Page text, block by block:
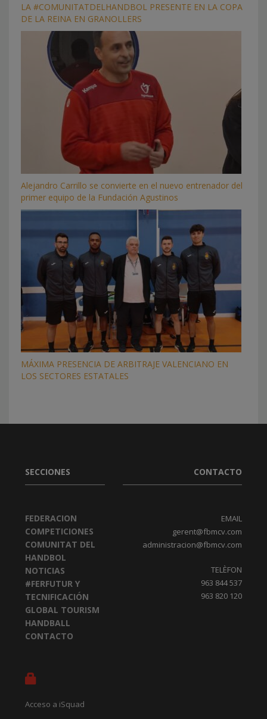
LA #COMUNITATDELHANDBOL PRESENTE EN LA COPA
DE LA REINA EN GRANOLLERS
Alejandro Carrillo se convierte en el nuevo entrenador del
primer equipo de la Fundación Agustinos
MÁXIMA PRESENCIA DE ARBITRAJE VALENCIANO EN
LOS SECTORES ESTATALES
SECCIONES
FEDERACION
COMPETICIONES
COMUNITAT DEL
HANDBOL
NOTICIAS
#FERFUTUR Y
TECNIFICACIÓN
GLOBAL TOURISM
HANDBALL
CONTACTO
Acceso a iSquad
CONTACTO
EMAIL
gerent@fbmcv.com
administracion@fbmcv.com
TELÈFON
963 844 537
963 820 120